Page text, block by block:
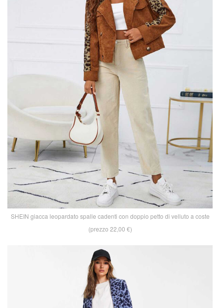
SHEIN giacca leopardato spalle cadenti con doppio petto di velluto a coste
(prezzo 22,00 €)